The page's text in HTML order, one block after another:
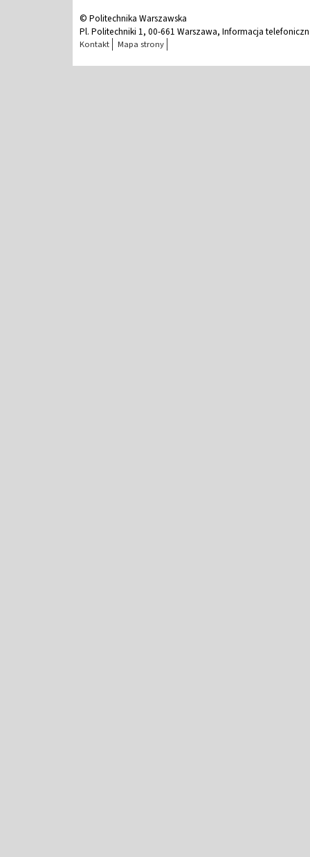
© Politechnika Warszawska
Pl. Politechniki 1, 00-661 Warszawa, Informacja
Kontakt Mapa strony